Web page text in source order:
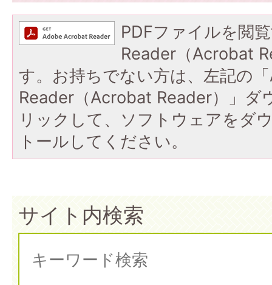
PDFファイルを閲
Reader（Acrobat
す。お持ちでない方は、左記の
Reader（Acrobat Reader）」ダ
リックして、ソフトウェアをダ
トールしてください。
サイト内検索